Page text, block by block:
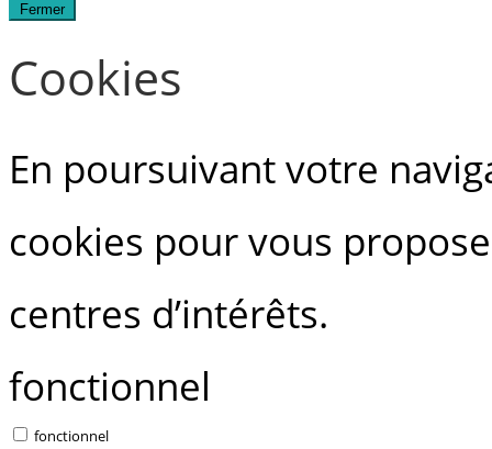
Fermer
Cookies
En poursuivant votre
cookies pour vous
centres d’intérêts.
fonctionnel
fonctionnel